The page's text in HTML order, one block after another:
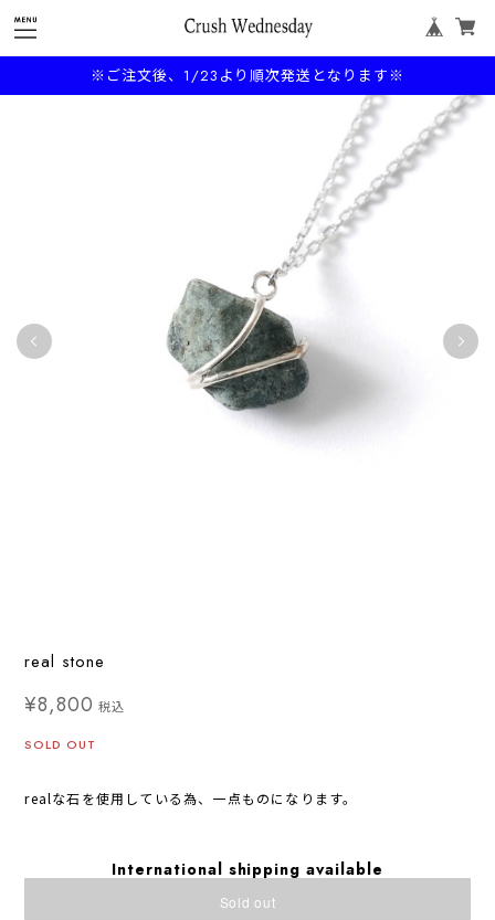
※ご注文後、1/23より順次発送となります※
real stone
¥8,800 税込
SOLD OUT
realな石を使用している為、一点ものになります。
International shipping available
Sold out